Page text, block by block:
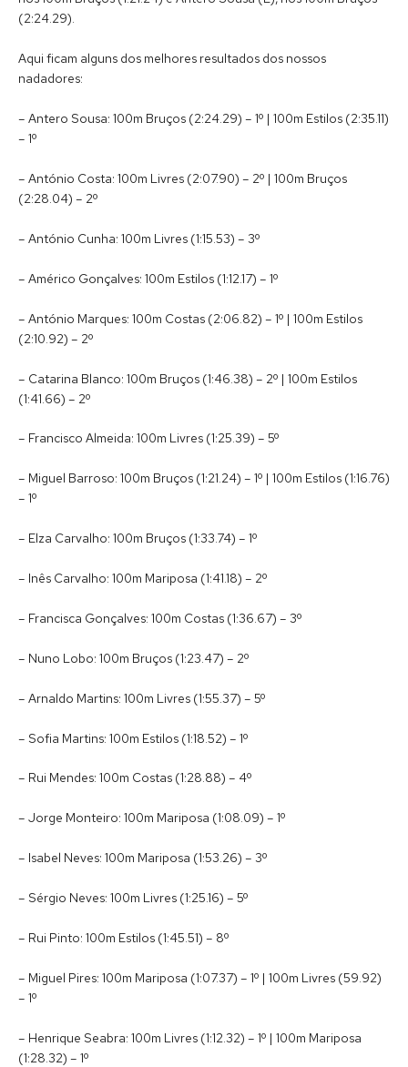
(2:24.29).
Aqui ficam alguns dos melhores resultados dos nossos
nadadores:
– Antero Sousa: 100m Bruços (2:24.29) – 1º | 100m Estilos (2:35.11)
– 1º
– António Costa: 100m Livres (2:07.90) – 2º | 100m Bruços
(2:28.04) – 2º
– António Cunha: 100m Livres (1:15.53) – 3º
– Américo Gonçalves: 100m Estilos (1:12.17) – 1º
– António Marques: 100m Costas (2:06.82) – 1º | 100m Estilos
(2:10.92) – 2º
– Catarina Blanco: 100m Bruços (1:46.38) – 2º | 100m Estilos
(1:41.66) – 2º
– Francisco Almeida: 100m Livres (1:25.39) – 5º
– Miguel Barroso: 100m Bruços (1:21.24) – 1º | 100m Estilos (1:16.76)
– 1º
– Elza Carvalho: 100m Bruços (1:33.74) – 1º
– Inês Carvalho: 100m Mariposa (1:41.18) – 2º
– Francisca Gonçalves: 100m Costas (1:36.67) – 3º
– Nuno Lobo: 100m Bruços (1:23.47) – 2º
– Arnaldo Martins: 100m Livres (1:55.37) – 5º
– Sofia Martins: 100m Estilos (1:18.52) – 1º
– Rui Mendes: 100m Costas (1:28.88) – 4º
– Jorge Monteiro: 100m Mariposa (1:08.09) – 1º
– Isabel Neves: 100m Mariposa (1:53.26) – 3º
– Sérgio Neves: 100m Livres (1:25.16) – 5º
– Rui Pinto: 100m Estilos (1:45.51) – 8º
– Miguel Pires: 100m Mariposa (1:07.37) – 1º | 100m Livres (59.92)
– 1º
– Henrique Seabra: 100m Livres (1:12.32) – 1º | 100m Mariposa
(1:28.32) – 1º